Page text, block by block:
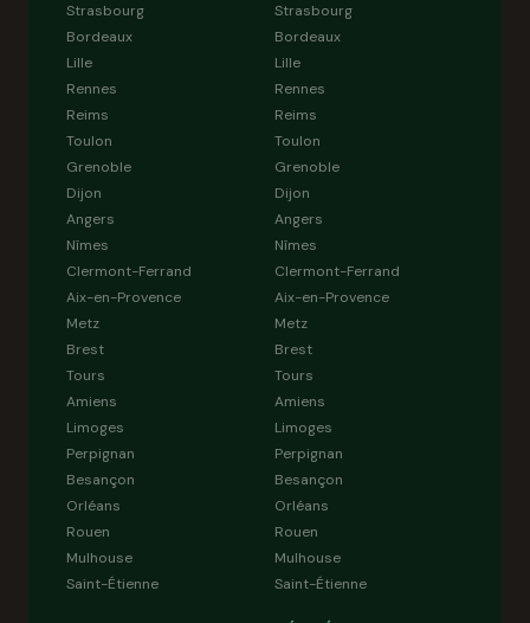
Strasbourg
Bordeaux
Lille
Rennes
Reims
Toulon
Grenoble
Dijon
Angers
Nîmes
Clermont-Ferrand
Aix-en-Provence
Metz
Brest
Tours
Amiens
Limoges
Perpignan
Besançon
Orléans
Rouen
Mulhouse
Saint-Étienne
Strasbourg
Bordeaux
Lille
Rennes
Reims
Toulon
Grenoble
Dijon
Angers
Nîmes
Clermont-Ferrand
Aix-en-Provence
Metz
Brest
Tours
Amiens
Limoges
Perpignan
Besançon
Orléans
Rouen
Mulhouse
Saint-Étienne